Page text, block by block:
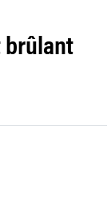
brûlant